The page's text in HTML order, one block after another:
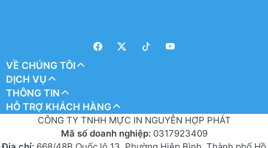
VỀ CHÚNG TÔI
DỊCH VỤ
THÔNG TIN
HỖ TRỢ KHÁCH HÀNG
CÔNG TY TNHH MỰC IN NGUYỄN HỢP PHÁT
Mã số doanh nghiệp: 0317923409